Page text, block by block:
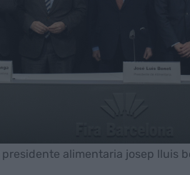
alimentaria josep lluis